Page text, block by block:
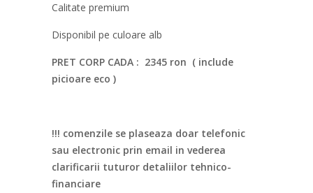
Calitate premium
Disponibil pe culoare alb
PRET CORP CADA : 2345 ron ( include
picioare eco )
!!! comenzile se plaseaza doar telefonic
sau electronic prin email in vederea
clarificarii tuturor detaliilor tehnico-
financiare